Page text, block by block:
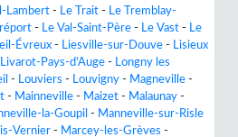
Lambert - Le Trait - Le Tremblay-
- Le Val-Saint-Père - Le Vast - Le
Évreux - Liesville-sur-Douve - Lisieux
Livarot-Pays-d'Auge - Longny les
- Louviers - Louvigny - Magneville -
- Mainneville - Maizet - Malaunay -
la-Goupil - Manneville-sur-Risle
Vernier - Marcey-les-Grèves -